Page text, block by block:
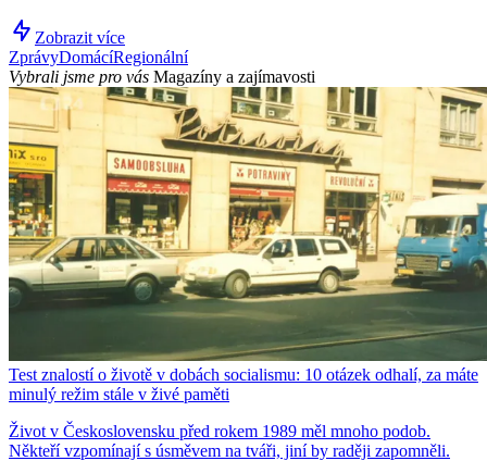
Zobrazit více
ZprávyDomácíRegionální
Vybrali jsme pro vás Magazíny a zajímavosti
Test znalostí o životě v dobách socialismu: 10 otázek odhalí, za máte
minulý režim stále v živé paměti
Život v Československu před rokem 1989 měl mnoho podob.
Někteří vzpomínají s úsměvem na tváři, jiní by raději zapomněli.